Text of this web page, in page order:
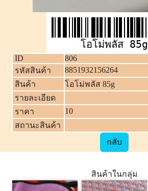
โอโม่พลัส 85g
ID
806
รหัสสินค้า
8851932156264
สินค้า
โอโม่พลัส 85g
รายละเอียด
ราคา
10
สถานะสินค้า
กลับ
สินค้าในกลุ่ม